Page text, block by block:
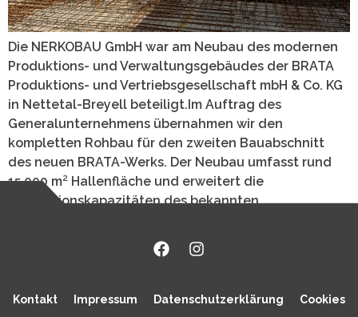
Die NERKOBAU GmbH war am Neubau des modernen
Produktions- und Verwaltungsgebäudes der BRATA
Produktions- und Vertriebsgesellschaft mbH & Co. KG
in Nettetal-Breyell beteiligt.Im Auftrag des
Generalunternehmens übernahmen wir den
kompletten Rohbau für den zweiten Bauabschnitt
des neuen BRATA-Werks. Der Neubau umfasst rund
15.000 m² Hallenfläche und erweitert die
Produktionskapazitäten des bekannten
Kontakt Impressum Datenschutzerklärung Cookies